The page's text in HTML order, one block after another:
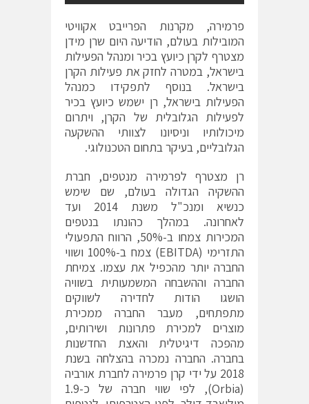
פרמירה, מקרנות הפרייבט אקוויטי
המובילות בעולם, הודיעה היום שרן מידן
מצטרף לקרן כיועץ בכיר ומנהל הפעילות
בישראל, במטרה לחזק את פעילות הקרן
בישראל. בנוסף לתפקידו כמנהל
הפעילות בישראל, רן ישמש כיועץ בכיר
לפעילות הגלובלית של הקרן, ויתרום
מיכולותיו וניסיונו לצוותי ההשקעה
הגלובליים, בעיקר בתחום הטכנולוגי.
רן מצטרף לפרמירה מנטפים, חברת
ההשקיה הגדולה בעולם, שם שימש
כנשיא ומנכ"ל משנת 2014 ועד
לאחרונה. במהלך כהונתו בנטפים
המכירות צמחו ב-50%, הרווח התפעולי
התזרימי (EBITDA) צמח ב-100% ושווי
החברה יותר מהכפיל את עצמו. צמיחת
החברה וההשבחה המשמעותית בשוויה
הושגו הודות לחדירה לשווקים
מתפתחים, מעבר החברה ממכירת
מוצרים למכירת פתרונות ושירותים,
מהפכה דיגיטלית והאצת החדשנות
בחברה. החברה נמכרה בהצלחה בשנת
2018 על ידי קרן פרמירה לחברת אורביה
(Orbia), לפי שווי חברה של כ-1.9